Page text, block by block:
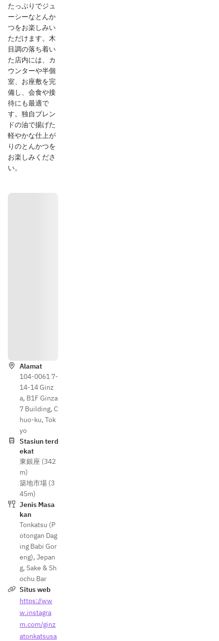
たっぷりでジュ
ーシーなとんか
つをお楽しみい
ただけます。木
目調の落ち着い
た店内には、カ
ウンターや半個
室、お座敷を完
備し、会食や接
待にも最適で
す。独自ブレン
ドの油で揚げた
軽やかな仕上が
りのとんかつを
お楽しみくださ
い。
Alamat
104-0061 7-
14-14 Ginz
a, B1F Ginza
7 Building, C
huo-ku, Tok
yo
Stasiun terd
ekat
東銀座 (342
m)
築地市場 (3
45m)
Jenis Masa
kan
Tonkatsu (P
otongan Dag
ing Babi Gor
eng), Jepan
g, Sake & Sh
ochu Bar
Situs web
https://ww
w.instagra
m.com/ginz
atonkatsusa